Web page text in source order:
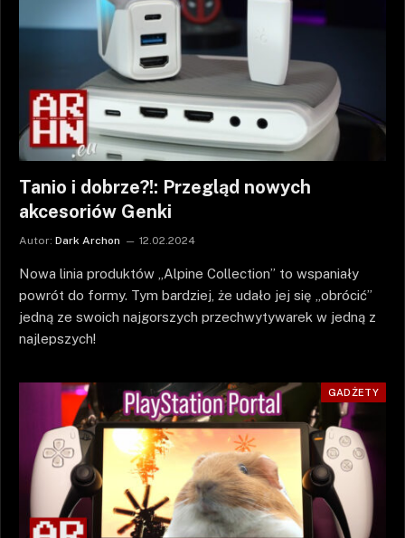
Tanio i dobrze?!: Przegląd nowych
akcesoriów Genki
Autor: Dark Archon 12.02.2024
Nowa linia produktów „Alpine Collection” to wspaniały
powrót do formy. Tym bardziej, że udało jej się „obrócić”
jedną ze swoich najgorszych przechwytywarek w jedną z
najlepszych!
GADŻETY